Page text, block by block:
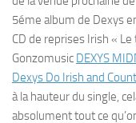
5éme album de Dexys
CD de reprises Irish «
Gonzomusic DEXYS
Dexys Do Irish and
à la hauteur du single,
absolument tout ce